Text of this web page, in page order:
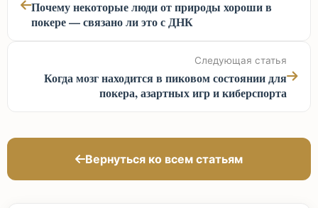
Почему некоторые люди от природы хороши в
покере — связано ли это с ДНК
Следующая статья
Когда мозг находится в пиковом состоянии для
покера, азартных игр и киберспорта
Вернуться ко всем статьям